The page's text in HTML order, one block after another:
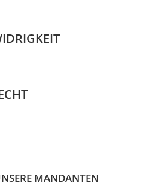
MANDANTEN